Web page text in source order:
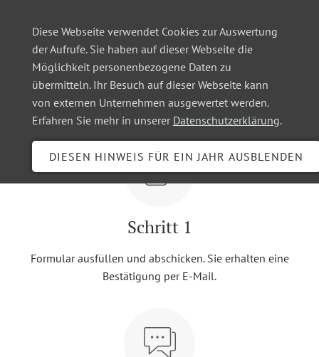
Diese Webseite verwendet Cookies zur Auswertung
der Aufrufe. Sie haben auf dieser Webseite die
Möglichkeit personenbezogene Daten zu
übermitteln. Ihr Besuch auf dieser Webseite kann
von externen Unternehmen ausgewertet werden.
Erfahren Sie mehr in unserer Datenschutzerklärung.
Wie funktioniert es?
Schritt 1
Formular ausfüllen und abschicken. Sie erhalten eine
Bestätigung per E-Mail.